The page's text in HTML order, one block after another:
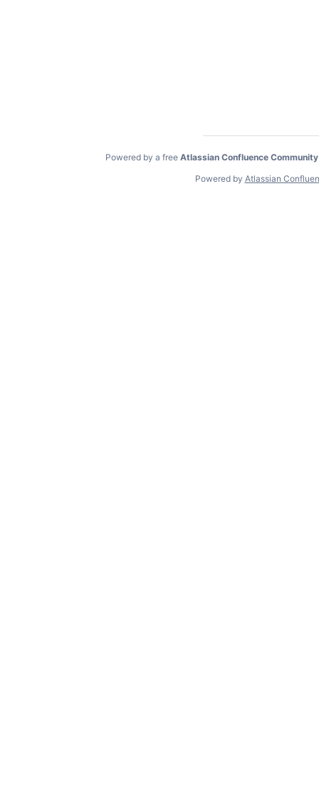
Powered by a free Atlassian Confluence
Powered by Atlassian